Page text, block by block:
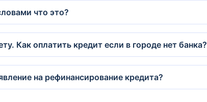
что это?
Как оплатить кредит если в городе нет банка?
на рефинансирование кредита?